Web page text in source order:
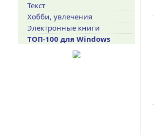
Текст
Хобби, увлечения
Электронные книги
ТОП-100 для Windows